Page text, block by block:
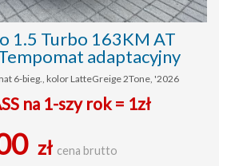
1.5 Turbo 163KM AT
adaptacyjny
6-bieg., kolor LatteGreige 2Tone, '2026
na 1-szy rok = 1zł
zł cena brutto